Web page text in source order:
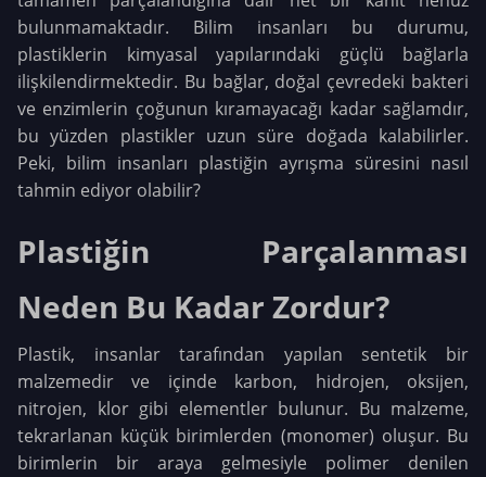
bulunmamaktadır. Bilim insanları bu durumu,
plastiklerin kimyasal yapılarındaki güçlü bağlarla
ilişkilendirmektedir. Bu bağlar, doğal çevredeki bakteri
ve enzimlerin çoğunun kıramayacağı kadar sağlamdır,
bu yüzden plastikler uzun süre doğada kalabilirler.
Peki, bilim insanları plastiğin ayrışma süresini nasıl
tahmin ediyor olabilir?
Plastiğin Parçalanması
Neden Bu Kadar Zordur?
Plastik, insanlar tarafından yapılan sentetik bir
malzemedir ve içinde karbon, hidrojen, oksijen,
nitrojen, klor gibi elementler bulunur. Bu malzeme,
tekrarlanan küçük birimlerden (monomer) oluşur. Bu
birimlerin bir araya gelmesiyle polimer denilen